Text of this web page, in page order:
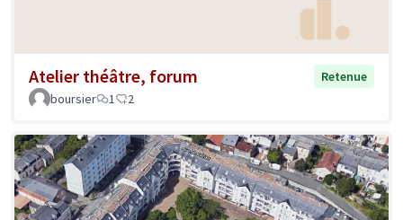
Atelier théâtre, forum
Retenue
boursier
1 2